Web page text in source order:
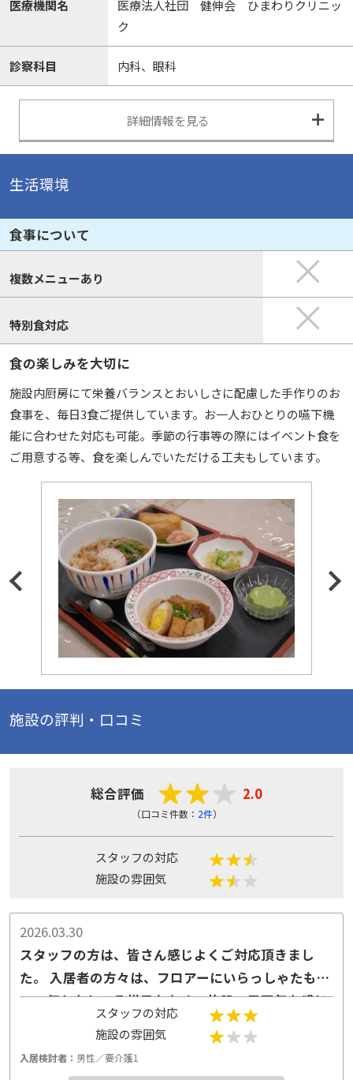
医療機関名
医療法人社団 健伸会 ひまわりクリニッ
ク
診察科目 内科、眼科
詳細情報を見る
生活環境
食事について
複数メニューあり
特別食対応
食の楽しみを大切に
施設内厨房にて栄養バランスとおいしさに配慮した手作りのお
食事を、毎日3食ご提供しています。お一人おひとりの嚥下機
能に合わせた対応も可能。季節の行事等の際にはイベント食を
ご用意する等、食を楽しんでいただける工夫もしています。
施設の評判・口コミ
総合評価 2.0
（口コミ件数： 2件）
スタッフの対応
施設の雰囲気
2026.03.30
スタッフの方は、皆さん感じよくご対応頂きまし
た。 入居者の方々は、フロアーにいらっしゃたもの
の、何かをしてる様子もなく、施設の雰囲気を感じ
ることができなかった。 また、お部屋満室とのこと
で、見学ができず、お部屋のフロアーへの案内もな
く、生活の様子が分からなかった。
スタッフの対応
施設の雰囲気
入居検討者： 男性／要介護1